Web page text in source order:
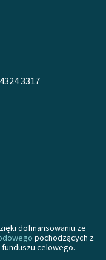
3317
dofinansowaniu ze
pochodzących z
celowego.